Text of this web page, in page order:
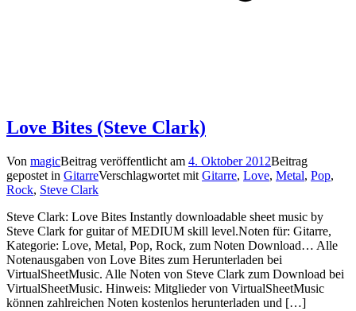
Love Bites (Steve Clark)
Von magicBeitrag veröffentlicht am 4. Oktober 2012Beitrag
gepostet in GitarreVerschlagwortet mit Gitarre, Love, Metal, Pop,
Rock, Steve Clark
Steve Clark: Love Bites Instantly downloadable sheet music by
Steve Clark for guitar of MEDIUM skill level.Noten für: Gitarre,
Kategorie: Love, Metal, Pop, Rock, zum Noten Download… Alle
Notenausgaben von Love Bites zum Herunterladen bei
VirtualSheetMusic. Alle Noten von Steve Clark zum Download bei
VirtualSheetMusic. Hinweis: Mitglieder von VirtualSheetMusic
können zahlreichen Noten kostenlos herunterladen und […]